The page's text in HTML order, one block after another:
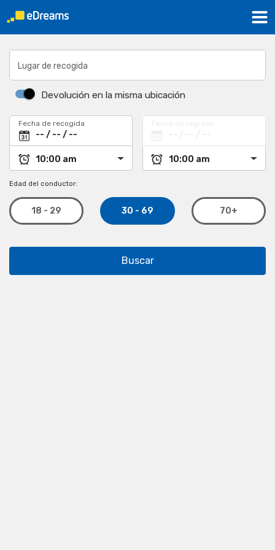
Lugar de recogida
Devolución en la misma ubicación
Fecha de recogida
Edad del conductor:
18 - 29 30 - 69 70+
Buscar